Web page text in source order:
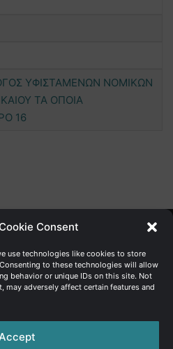
Consent
use technologies like cookies to store
to these technologies will allow
behavior or unique IDs on this site. Not
may adversely affect certain features and
Accept
ΥΦΙΣΤΑΜΕΝΩΝ ΝΟΜΙΚΩΝ
ΤΑ ΟΠΟΙΑ
16
| Κυπριακή Δημοκρατία